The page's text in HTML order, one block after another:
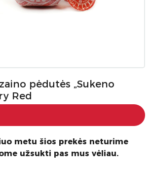
pėdutės „Sukeno
Red
metu šios prekės neturime
užsukti pas mus vėliau.